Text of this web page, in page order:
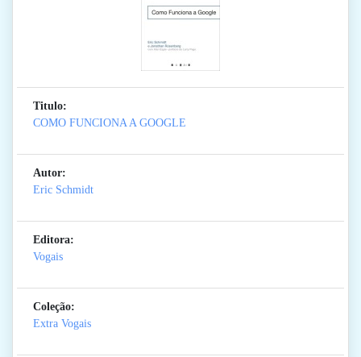
Titulo:
COMO FUNCIONA A GOOGLE
Autor:
Eric Schmidt
Editora:
Vogais
Coleção:
Extra Vogais